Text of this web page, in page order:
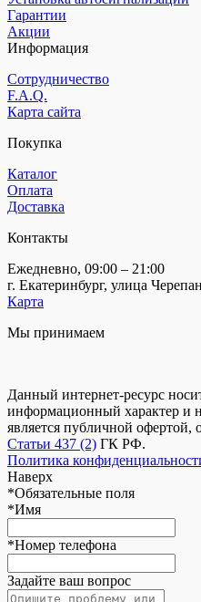
Гарантии
Акции
Информация
Сотрудничество
F.A.Q.
Карта сайта
Покупка
Каталог
Оплата
Доставка
Контакты
Ежедневно, 09:00 – 21:00
г. Екатеринбург, улица
Карта
Мы принимаем
Данный интернет-ресурс
информационный характер и
является публичной
Статьи 437 (2) ГК РФ.
Политика
Наверх
*Обязательные поля
*Имя
*Номер телефона
Задайте ваш вопрос